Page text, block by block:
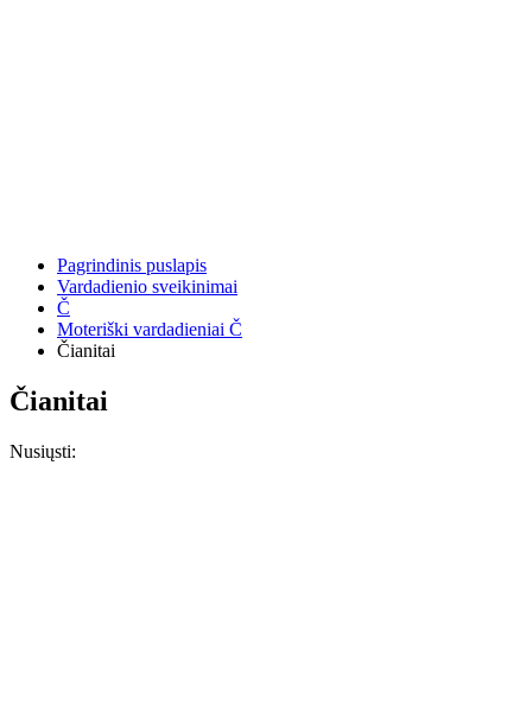
Pagrindinis puslapis
Vardadienio sveikinimai
Č
Moteriški vardadieniai Č
Čianitai
Čianitai
Nusiųsti: